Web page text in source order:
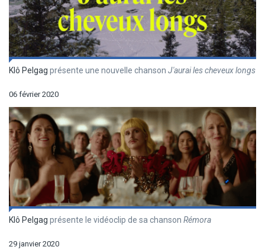
Klô Pelgag présente une nouvelle chanson J'aurai les cheveux longs
06 février 2020
Klô Pelgag présente le vidéoclip de sa chanson Rémora
29 janvier 2020